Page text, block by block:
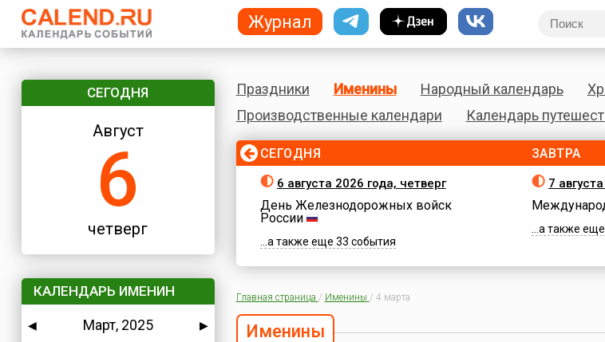
СЕГОДНЯ
Август
6
четверг
КАЛЕНДАРЬ ИМЕНИН
◀ Март, 2025
▶
Праздники Именины Народный календарь
Производственные календари
Календарь
СЕГОДНЯ
6 августа 2026 года, четверг
День Железнодорожных войск
России
...а также еще 33 события
ЗАВТРА
7
...а также
Главная страница / Именины / 4 марта
Именины
Журнал